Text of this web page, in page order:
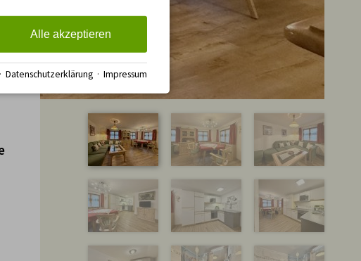
Alle akzeptieren
· Datenschutzerklärung · Impressum